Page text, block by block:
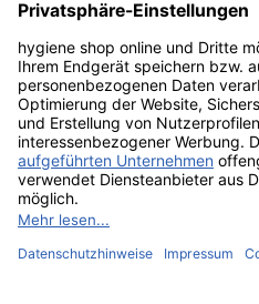
AGB Lieferung &